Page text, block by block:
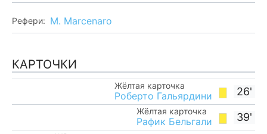
Рефери: M. Marcenaro
КАРТОЧКИ
26'
Жёлтая карточка
Роберто Гальярдини
39'
Жёлтая карточка
Рафик Бельгали